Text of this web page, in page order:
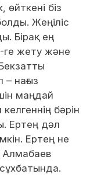
өйткені біз
Жеңіліс
Бірақ ең
ге жету және
нағыз
маңдай
бәрін
Ертең дәл
Ертең не
Алмабаев